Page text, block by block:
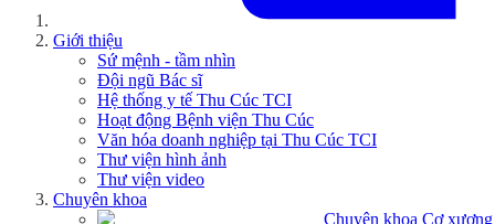
Giới thiệu
Sứ mệnh - tầm nhìn
Đội ngũ Bác sĩ
Hệ thống y tế Thu Cúc TCI
Hoạt động Bệnh viện Thu Cúc
Văn hóa doanh nghiệp tại Thu Cúc TCI
Thư viện hình ảnh
Thư viện video
Chuyên khoa
Chuyên khoa Cơ